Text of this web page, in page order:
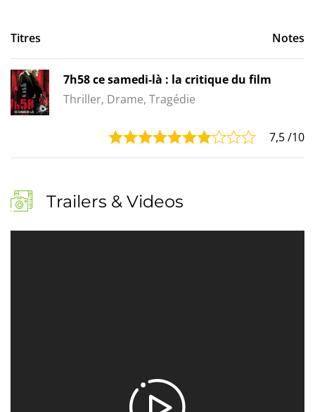
Titres Notes
7h58 ce samedi-là : la critique du film
Thriller, Drame, Tragédie
7,5/10
Trailers & Videos